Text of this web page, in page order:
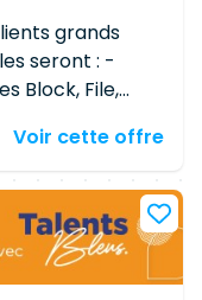
grands
seront : -
Block, File,
/
et
élaboration et
et conseils -
Voir cette offre